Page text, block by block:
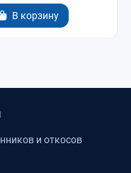
В корзину
и откосов